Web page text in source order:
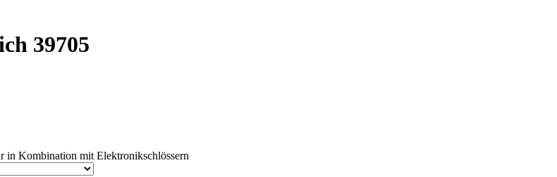
39705
in Kombination mit Elektronikschlössern